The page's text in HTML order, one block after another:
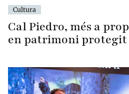
Cultura
Cal Piedro, més a
en patrimoni